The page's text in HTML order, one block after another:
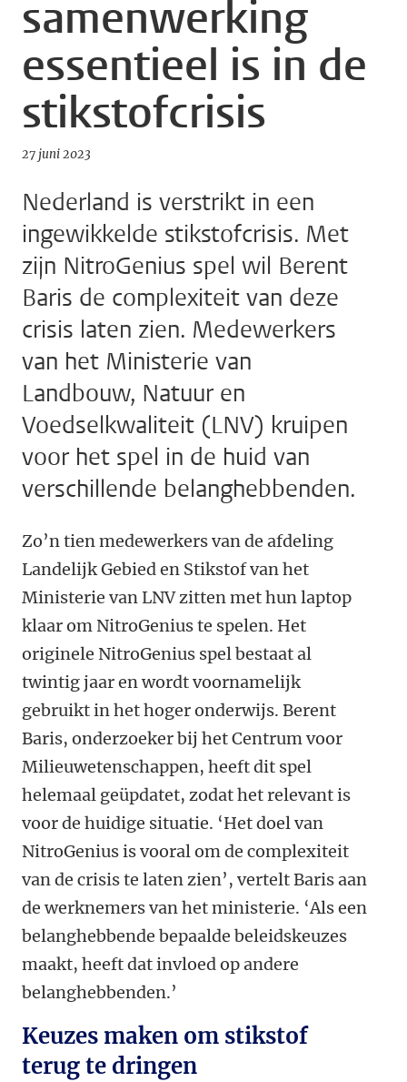
samenwerking
essentieel is in de
stikstofcrisis
27 juni 2023
Nederland is verstrikt in een
ingewikkelde stikstofcrisis. Met
zijn NitroGenius spel wil Berent
Baris de complexiteit van deze
crisis laten zien. Medewerkers
van het Ministerie van
Landbouw, Natuur en
Voedselkwaliteit (LNV) kruipen
voor het spel in de huid van
verschillende belanghebbenden.
Zo’n tien medewerkers van de afdeling
Landelijk Gebied en Stikstof van het
Ministerie van LNV zitten met hun laptop
klaar om NitroGenius te spelen. Het
originele NitroGenius spel bestaat al
twintig jaar en wordt voornamelijk
gebruikt in het hoger onderwijs. Berent
Baris, onderzoeker bij het Centrum voor
Milieuwetenschappen, heeft dit spel
helemaal geüpdatet, zodat het relevant is
voor de huidige situatie. ‘Het doel van
NitroGenius is vooral om de complexiteit
van de crisis te laten zien’, vertelt Baris aan
de werknemers van het ministerie. ‘Als een
belanghebbende bepaalde beleidskeuzes
maakt, heeft dat invloed op andere
belanghebbenden.’
Keuzes maken om stikstof
terug te dringen